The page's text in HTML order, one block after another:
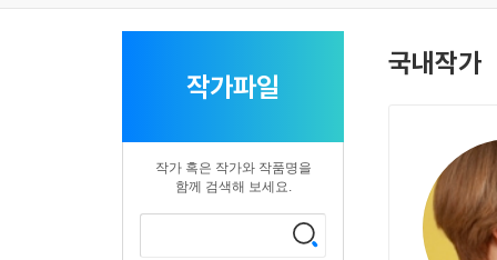
작가파일
작가 혹은 작가와 작품명을
함께 검색해 보세요.
국내작가